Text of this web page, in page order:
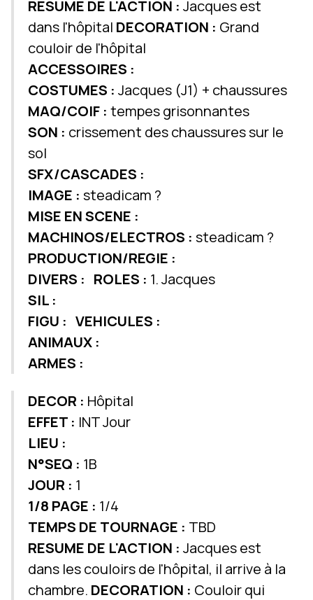
RESUME DE L'ACTION : Jacques est
dans l'hôpital DECORATION : Grand
couloir de l'hôpital
ACCESSOIRES :
COSTUMES : Jacques (J1) + chaussures
MAQ/COIF : tempes grisonnantes
SON : crissement des chaussures sur le
sol
SFX/CASCADES :
IMAGE : steadicam ?
MISE EN SCENE :
MACHINOS/ELECTROS : steadicam ?
PRODUCTION/REGIE :
DIVERS : ROLES : 1. Jacques
SIL :
FIGU : VEHICULES :
ANIMAUX :
ARMES :
DECOR : Hôpital
EFFET : INT Jour
LIEU :
N°SEQ : 1B
JOUR : 1
1/8 PAGE : 1/4
TEMPS DE TOURNAGE : TBD
RESUME DE L'ACTION : Jacques est
dans les couloirs de l'hôpital, il arrive à la
chambre. DECORATION : Couloir qui